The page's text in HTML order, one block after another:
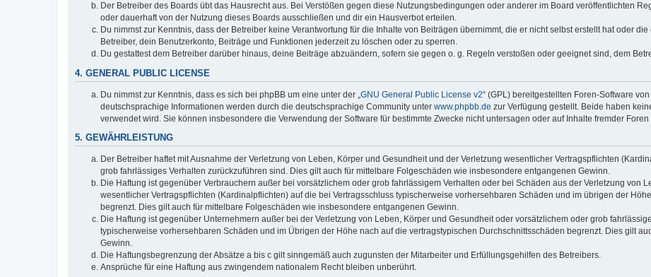
Der Betreiber des Boards übt das Hausrecht aus. Bei Verstößen gegen diese Nutzungsbedingungen oder anderer im Board veröffentlichten
oder dauerhaft von der Nutzung dieses Boards ausschließen und dir ein Hausverbot erteilen.
Du nimmst zur Kenntnis, dass der Betreiber keine Verantwortung für die Inhalte von Beiträgen übernimmt, die er nicht selbst erstellt hat oder
Betreiber, dein Benutzerkonto, Beiträge und Funktionen jederzeit zu löschen oder zu sperren.
Du gestattest dem Betreiber darüber hinaus, deine Beiträge abzuändern, sofern sie gegen o. g. Regeln verstoßen oder geeignet sind, dem
4. GENERAL PUBLIC LICENSE
Du nimmst zur Kenntnis, dass es sich bei phpBB um eine unter der „ GNU General Public License v2“ (GPL) bereitgestellten Foren-Software
deutschsprachige Informationen werden durch die deutschsprachige Community unter www.phpbb.de zur Verfügung gestellt. Beide haben
verwendet wird. Sie können insbesondere die Verwendung der Software für bestimmte Zwecke nicht untersagen oder auf Inhalte fremder Foren
5. GEWÄHRLEISTUNG
Der Betreiber haftet mit Ausnahme der Verletzung von Leben, Körper und Gesundheit und der Verletzung wesentlicher Vertragspflichten
grob fahrlässiges Verhalten zurückzuführen sind. Dies gilt auch für mittelbare Folgeschäden wie insbesondere entgangenen Gewinn.
Die Haftung ist gegenüber Verbrauchern außer bei vorsätzlichem oder grob fahrlässigem Verhalten oder bei Schäden aus der Verletzung von
wesentlicher Vertragspflichten (Kardinalpflichten) auf die bei Vertragsschluss typischerweise vorhersehbaren Schäden und im übrigen der
begrenzt. Dies gilt auch für mittelbare Folgeschäden wie insbesondere entgangenen Gewinn.
Die Haftung ist gegenüber Unternehmern außer bei der Verletzung von Leben, Körper und Gesundheit oder vorsätzlichem oder grob
typischerweise vorhersehbaren Schäden und im Übrigen der Höhe nach auf die vertragstypischen Durchschnittsschäden begrenzt. Dies gilt
Gewinn.
Die Haftungsbegrenzung der Absätze a bis c gilt sinngemäß auch zugunsten der Mitarbeiter und Erfüllungsgehilfen des Betreibers.
Ansprüche für eine Haftung aus zwingendem nationalem Recht bleiben unberührt.